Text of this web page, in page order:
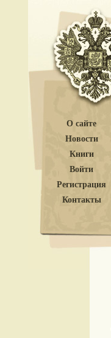
О сайте
Новости
Книги
Войти
Регистрация
Контакты